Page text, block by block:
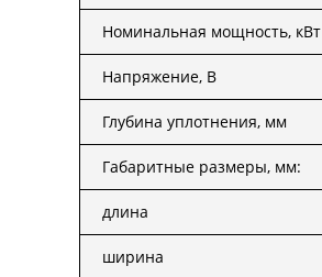
Номинальная мощность, кВт
Напряжение, В
Глубина уплотнения, мм
Габаритные размеры, мм:
длина
ширина